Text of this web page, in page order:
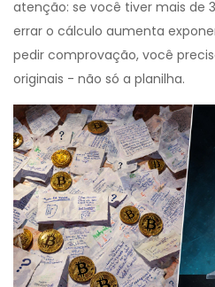
atenção: se você tiver mais de
errar o cálculo aumenta
pedir comprovação, você
originais - não só a planilha.